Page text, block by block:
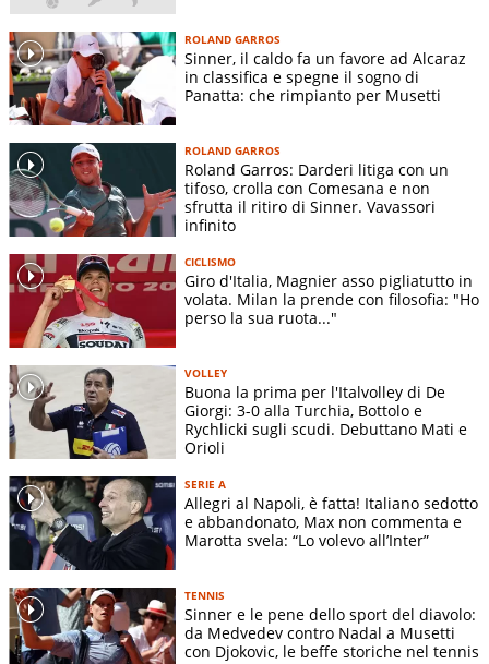
ROLAND GARROS
Sinner, il caldo fa un favore ad Alcaraz
in classifica e spegne il sogno di
Panatta: che rimpianto per Musetti
ROLAND GARROS
Roland Garros: Darderi litiga con un
tifoso, crolla con Comesana e non
sfrutta il ritiro di Sinner. Vavassori
infinito
CICLISMO
Giro d'Italia, Magnier asso pigliatutto in
volata. Milan la prende con filosofia: "Ho
perso la sua ruota..."
VOLLEY
Buona la prima per l'Italvolley di De
Giorgi: 3-0 alla Turchia, Bottolo e
Rychlicki sugli scudi. Debuttano Mati e
Orioli
SERIE A
Allegri al Napoli, è fatta! Italiano sedotto
e abbandonato, Max non commenta e
Marotta svela: “Lo volevo all’Inter”
TENNIS
Sinner e le pene dello sport del diavolo:
da Medvedev contro Nadal a Musetti
con Djokovic, le beffe storiche nel tennis